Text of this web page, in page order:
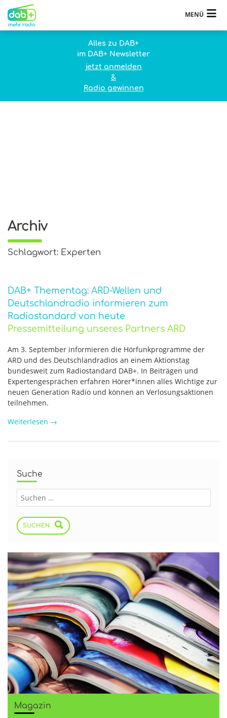
MENÜ
Alles zu DAB+
im DAB+ Newsletter
jetzt anmelden
&
Radio gewinnen
Archiv
Schlagwort: Experten
DAB+ Thementag: ARD-Wellen und
Deutschlandradio informieren zum
Radiostandard von heute
Pressemitteilung unseres Partners ARD
Am 3. September informieren die Hörfunkprogramme der
ARD und des Deutschlandradios an einem Aktionstag
bundesweit zum Radiostandard DAB+. In Beiträgen und
Expertengesprächen erfahren Hörer*innen alles Wichtige zur
neuen Generation Radio und können an Verlosungsaktionen
teilnehmen.
Weiterlesen →
Suche
SUCHEN
Magazin